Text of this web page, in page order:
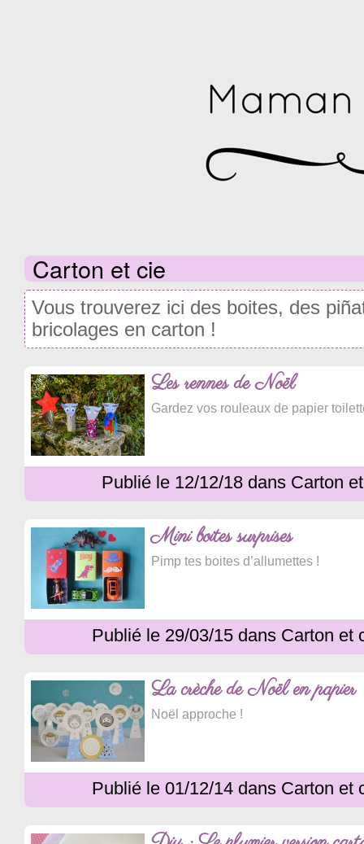
Carton et cie
Vous trouverez ici des boites, des
bricolages en carton !
Les rennes de Noël
Gardez vos rouleaux de papier
Publié le 12/12/18 dans Carton
Mini boites surprises
Pimp tes boites d’allumettes !
Publié le 29/03/15 dans Carton et
La crèche de Noël en papier
Noël approche !
Publié le 01/12/14 dans Carton et